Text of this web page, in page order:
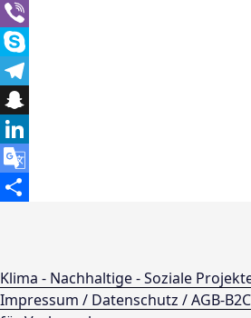
Message
Viber
Skype
Telegram
Snapchat
LinkedIn
Google
Klima - Nachhaltige - Soziale
Impressum / Datenschutz / AGB-